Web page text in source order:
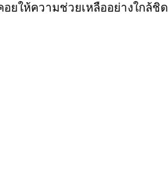
ยให้ความช่วยเหลืออย่างใกล้ชิด